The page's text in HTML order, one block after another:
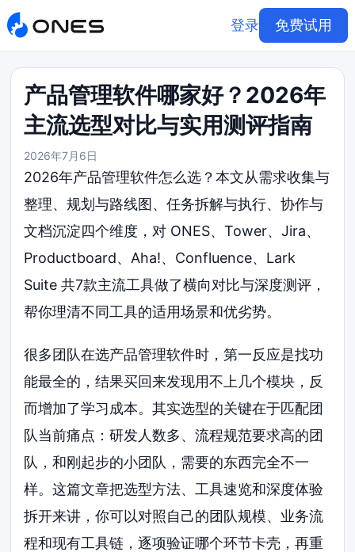
登录 免费试用
产品管理软件哪家好？2026年
主流选型对比与实用测评指南
2026年7月6日
2026年产品管理软件怎么选？本文从需求收集与
整理、规划与路线图、任务拆解与执行、协作与
文档沉淀四个维度，对 ONES、Tower、Jira、
Productboard、Aha!、Confluence、Lark
Suite 共7款主流工具做了横向对比与深度测评，
帮你理清不同工具的适用场景和优劣势。
很多团队在选产品管理软件时，第一反应是找功
能最全的，结果买回来发现用不上几个模块，反
而增加了学习成本。其实选型的关键在于匹配团
队当前痛点：研发人数多、流程规范要求高的团
队，和刚起步的小团队，需要的东西完全不一
样。这篇文章把选型方法、工具速览和深度体验
拆开来讲，你可以对照自己的团队规模、业务流
程和现有工具链，逐项验证哪个环节卡壳，再重